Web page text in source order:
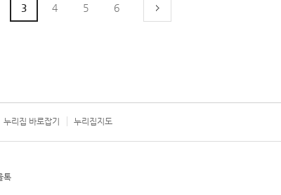
3 4 5 6
누리집 바로잡기 누리집지도
기